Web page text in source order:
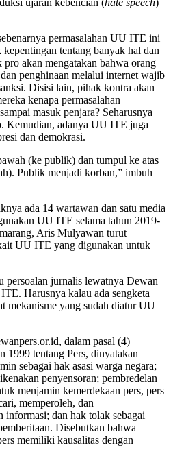
ujaran kebencian (hate speech)
permasalahan UU ITE ini
tentang banyak hal dan
akan mengatakan bahwa orang
penghinaan melalui internet wajib
Disisi lain, pihak kontra akan
kenapa permasalahan
masuk penjara? Seharusnya
Kemudian, adanya UU ITE juga
dan demokrasi.
(ke publik) dan tumpul ke atas
Publik menjadi korban,” imbuh
ada 14 wartawan dan satu media
UU ITE selama tahun 2019-
Aris Mulyawan turut
UU ITE yang digunakan untuk
persoalan jurnalis lewatnya Dewan
Harusnya kalau ada sengketa
mekanisme yang sudah diatur UU
dalam pasal (4)
1999 tentang Pers, dinyatakan
sebagai hak asasi warga negara;
penyensoran; pembredelan
menjamin kemerdekaan pers, pers
memperoleh, dan
informasi; dan hak tolak sebagai
Disebutkan bahwa
memiliki kausalitas dengan